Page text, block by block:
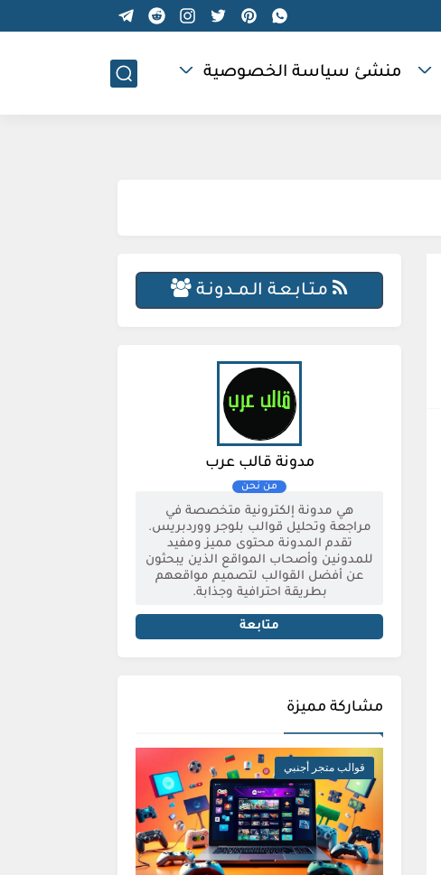
منشئ سياسة الخصوصية
مـتـابـعـة الـمــدونـة
مدونة قالب عرب
هي مدونة إلكترونية متخصصة في
مراجعة وتحليل قوالب بلوجر ووردبريس.
تقدم المدونة محتوى مميز ومفيد
للمدونين وأصحاب المواقع الذين يبحثون
عن أفضل القوالب لتصميم مواقعهم
بطريقة احترافية وجذابة.
متابعة
مشاركة مميزة
قوالب متجر أجنبي